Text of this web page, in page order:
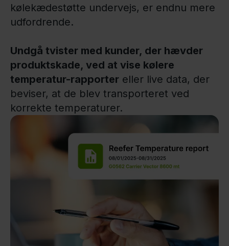
kølekædestøtte undervejs, er endnu mere
udfordrende.
Undgå tvister med kunder, der hævder
produktskade, ved at vise kølere
temperatur-rapporter eller live data, der
beviser, at de blev transporteret ved
korrekte temperaturer.